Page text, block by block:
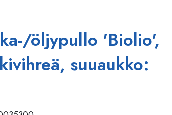
Pullot tuotemerkin mukaan
WECK-Lasipullot
öljypullo 'Biolio',
suuaukko: